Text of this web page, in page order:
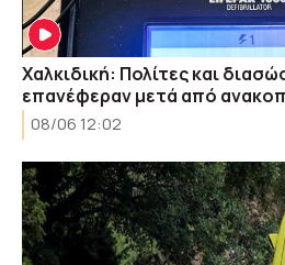
Χαλκιδική: Πολίτες και
επανέφεραν μετά από
08/06 12:02